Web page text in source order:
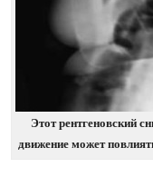
Этот рентгеновский
движение может